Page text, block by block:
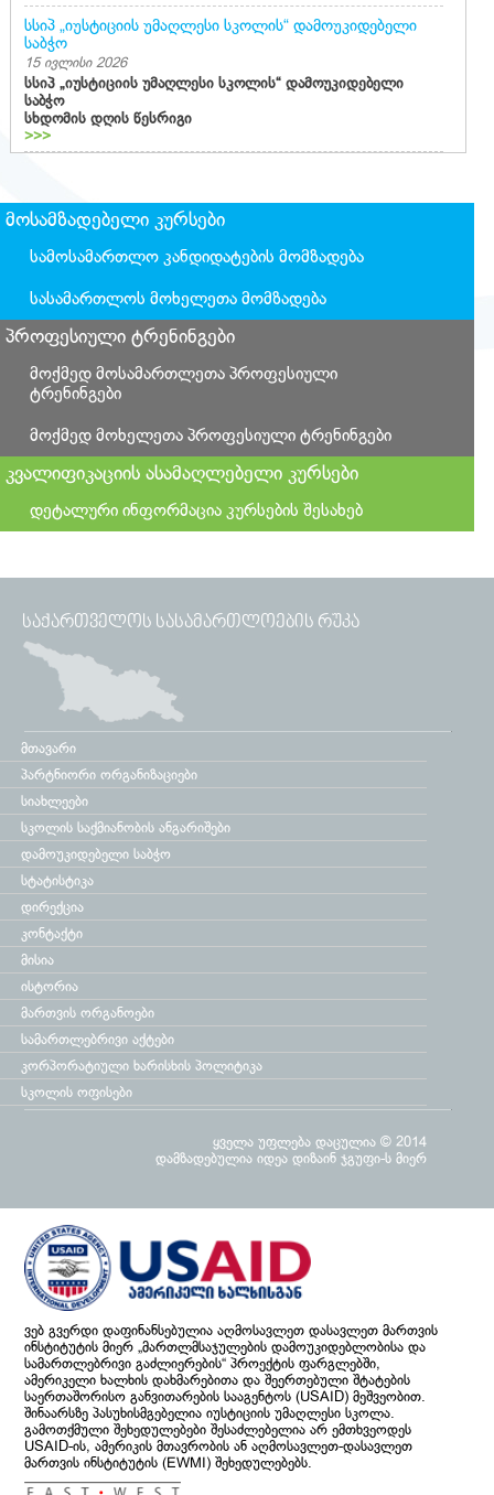
სსიპ „იუსტიციის უმაღლესი სკოლის“ დამოუკიდებელი
საბჭო
15 ივლისი 2026
სსიპ „იუსტიციის უმაღლესი სკოლის“ დამოუკიდებელი
საბჭო
სხდომის დღის წესრიგი
>>>
მოსამზადებელი კურსები
სამოსამართლო კანდიდატების მომზადება
სასამართლოს მოხელეთა მომზადება
პროფესიული ტრენინგები
მოქმედ მოსამართლეთა პროფესიული
ტრენინგები
მოქმედ მოხელეთა პროფესიული ტრენინგები
კვალიფიკაციის ასამაღლებელი კურსები
დეტალური ინფორმაცია კურსების შესახებ
ᲡᲐᲥᲐᲠᲗᲕᲔᲚᲝᲡ ᲡᲐᲡᲐᲛᲐᲠᲗᲚᲝᲔᲑᲘᲡ ᲠᲣᲙᲐ
მთავარი
პარტნიორი ორგანიზაციები
სიახლეები
სკოლის საქმიანობის ანგარიშები
დამოუკიდებელი საბჭო
სტატისტიკა
დირექცია
კონტაქტი
მისია
ისტორია
მართვის ორგანოები
სამართლებრივი აქტები
კორპორატიული ხარისხის პოლიტიკა
სკოლის ოფისები
ყველა უფლება დაცულია © 2014
დამზადებულიაიდეა დიზაინ ჯგუფი-ს მიერ
ვებ გვერდი დაფინანსებულია აღმოსავლეთ დასავლეთ მართვის
ინსტიტუტის მიერ „მართლმსაჯულების დამოუკიდებლობისა და
სამართლებრივი გაძლიერების“ პროექტის ფარგლებში,
ამერიკელი ხალხის დახმარებითა და შეერთებული შტატების
საერთაშორისო განვითარების სააგენტოს (USAID) მეშვეობით.
შინაარსზე პასუხისმგებელია იუსტიციის უმაღლესი სკოლა.
გამოთქმული შეხედულებები შესაძლებელია არ ემთხვეოდეს
USAID-ის, ამერიკის მთავრობის ან აღმოსავლეთ-დასავლეთ
მართვის ინსტიტუტის (EWMI) შეხედულებებს.